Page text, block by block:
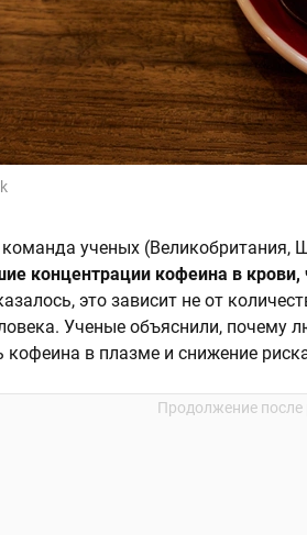
ученых (Великобритания,
концентрации кофеина в
это зависит не от
Ученые объяснили,
кофеина в плазме и снижение